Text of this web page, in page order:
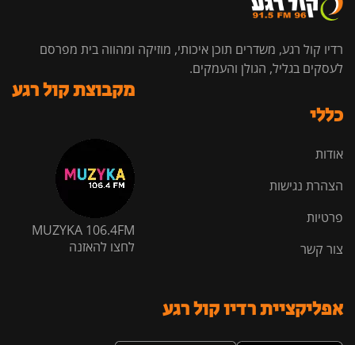
רדיו קול רגע, משדרים תוכן איכותי, מוזיקה ומהווה בית מפרסם
לעסקים בגליל, הגולן והעמקים.
כללי
אודות
הצהרת נגישות
פרטיות
צור קשר
מקבוצת קול רגע
MUZYKA 106.4FM
לחצו להאזנה
אפליקציית רדיו קול רגע